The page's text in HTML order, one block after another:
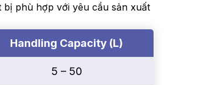
bị phù hợp với yêu cầu sản xuất
Handling Capacity (L)
5 – 50